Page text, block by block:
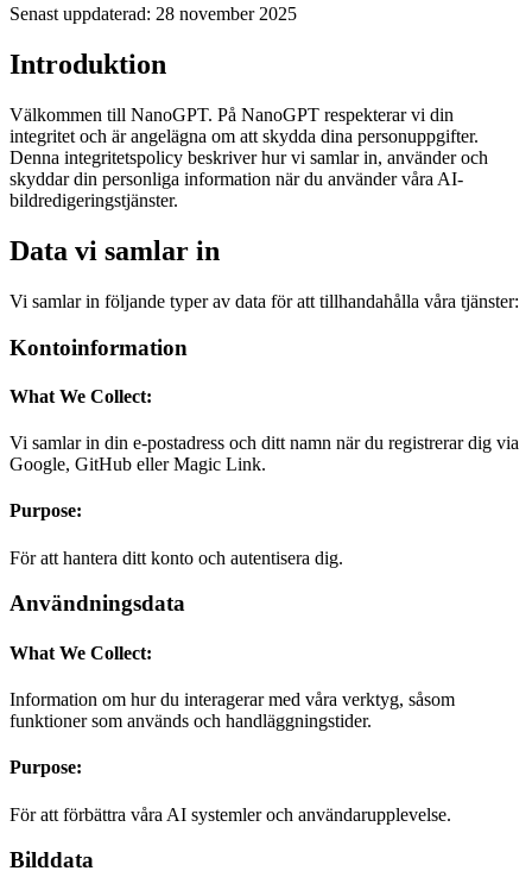
Senast uppdaterad: 28 november 2025
Introduktion
Välkommen till NanoGPT. På NanoGPT respekterar vi din
integritet och är angelägna om att skydda dina personuppgifter.
Denna integritetspolicy beskriver hur vi samlar in, använder och
skyddar din personliga information när du använder våra AI-
bildredigeringstjänster.
Data vi samlar in
Vi samlar in följande typer av data för att tillhandahålla våra tjänster:
Kontoinformation
What We Collect:
Vi samlar in din e-postadress och ditt namn när du registrerar dig via
Google, GitHub eller Magic Link.
Purpose:
För att hantera ditt konto och autentisera dig.
Användningsdata
What We Collect:
Information om hur du interagerar med våra verktyg, såsom
funktioner som används och handläggningstider.
Purpose:
För att förbättra våra AI systemler och användarupplevelse.
Bilddata